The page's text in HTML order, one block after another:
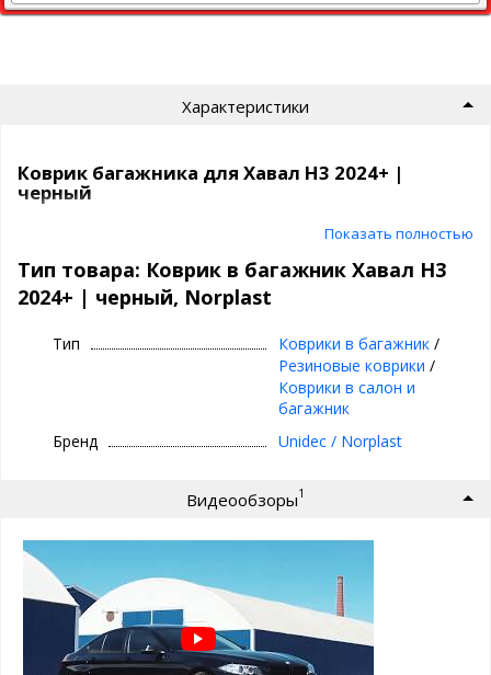
Характеристики
Коврик багажника для Хавал Н3 2024+ |
черный
Полиуретановый автомобильный коврик в багажник Norplast
Материал: Полиуретан
Цвет: черный
Н3 2024+ от Norplast:
точно повторяет форму багажника
не пахнет
не деформируются
не подвержен хим. веществам
Показать полностью
Тип товара: Коврик в багажник Хавал Н3
2024+ | черный, Norplast
Тип Коврики в багажник/
Резиновые коврики /
Коврики в салон и
багажник
Бренд
Unidec / Norplast
Видеообзоры1